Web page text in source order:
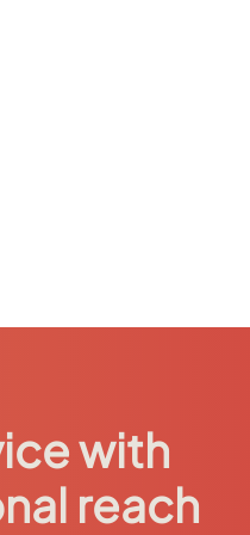
with
reach